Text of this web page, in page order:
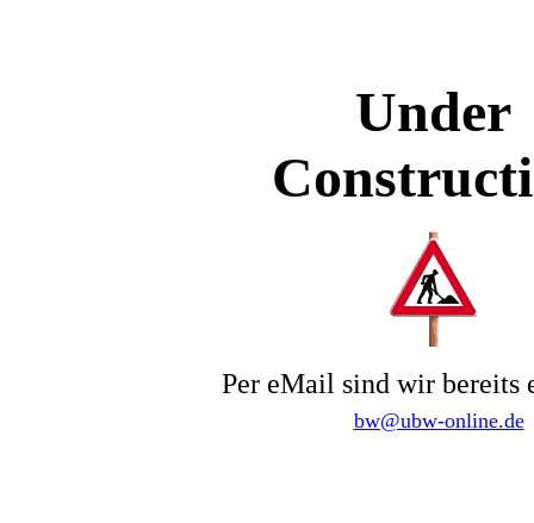
Under
Per eMail sind wir bereits
bw@ubw-online.de